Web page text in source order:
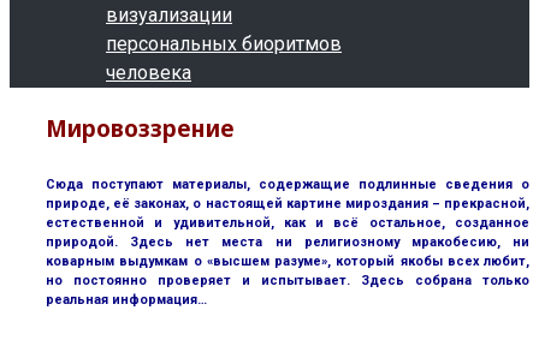
визуализации
персональных биоритмов
человека
Мировоззрение
Сюда поступают материалы, содержащие подлинные сведения о
природе, её законах, о настоящей картине мироздания – прекрасной,
естественной и удивительной, как и всё остальное, созданное
природой. Здесь нет места ни религиозному мракобесию, ни
коварным выдумкам о «высшем разуме», который якобы всех любит,
но постоянно проверяет и испытывает. Здесь собрана только
реальная информация…